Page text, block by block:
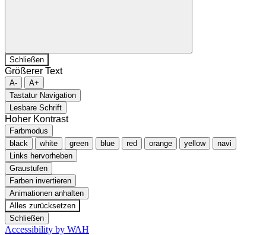
Schließen
Größerer Text
A-
A+
Tastatur Navigation
Lesbare Schrift
Hoher Kontrast
Farbmodus
black
white green blue red orange yellow
navi
Links hervorheben
Graustufen
Farben invertieren
Animationen anhalten
Alles zurücksetzen
Schließen
Accessibility by WAH